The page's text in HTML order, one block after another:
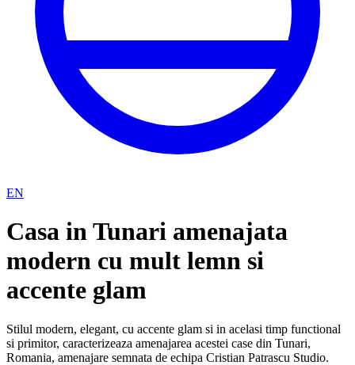
EN
Casa in Tunari amenajata
modern cu mult lemn si
accente glam
Stilul modern, elegant, cu accente glam si in acelasi timp functional
si primitor, caracterizeaza amenajarea acestei case din Tunari,
Romania, amenajare semnata de echipa Cristian Patrascu Studio.